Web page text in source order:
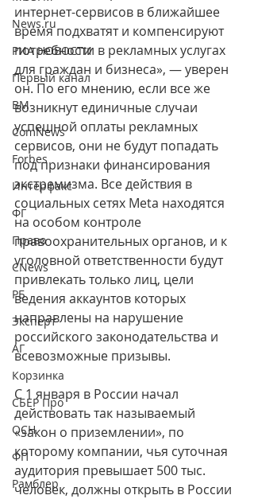
News.ru
РИА НОВОСТИ
Первый канал
ВМ
ComNews
Forbes
Интерфакс
ФГ
Право
CNews
РБ
Эксперт
АГ
Корзинка
СБЕР Про
ОСН
ФП
Рамблер
интернет-сервисов в ближайшее
время подхватят и компенсируют
потребности в рекламных услугах
для граждан и бизнеса», — уверен
он. По его мнению, если все же
возникнут единичные случаи
успешной оплаты рекламных
сервисов, они не будут попадать
под признаки финансирования
экстремизма. Все действия в
социальных сетях Meta находятся
на особом контроле
правоохранительных органов, и к
уголовной ответственности будут
привлекать только лиц, цели
ведения аккаунтов которых
направлены на нарушение
российского законодательства и
всевозможные призывы.
C 1 января в России начал
действовать так называемый
«закон о приземлении», по
которому компании, чья суточная
аудитория превышает 500 тыс.
человек, должны открыть в России